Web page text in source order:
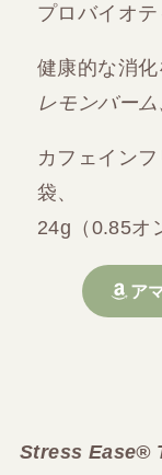
プロバイオテ
健康的な消化
レモンバー
カフェイン
袋、
24g（0.85オ
ア
Stress Ease®